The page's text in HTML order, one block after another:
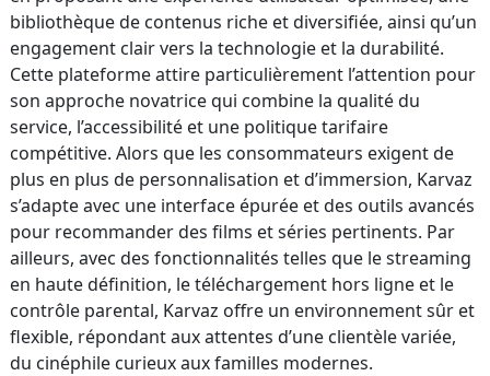
bibliothèque de contenus riche et diversifiée, ainsi qu’un
engagement clair vers la technologie et la durabilité.
Cette plateforme attire particulièrement l’attention pour
son approche novatrice qui combine la qualité du
service, l’accessibilité et une politique tarifaire
compétitive. Alors que les consommateurs exigent de
plus en plus de personnalisation et d’immersion, Karvaz
s’adapte avec une interface épurée et des outils avancés
pour recommander des films et séries pertinents. Par
ailleurs, avec des fonctionnalités telles que le streaming
en haute définition, le téléchargement hors ligne et le
contrôle parental, Karvaz offre un environnement sûr et
flexible, répondant aux attentes d’une clientèle variée,
du cinéphile curieux aux familles modernes.